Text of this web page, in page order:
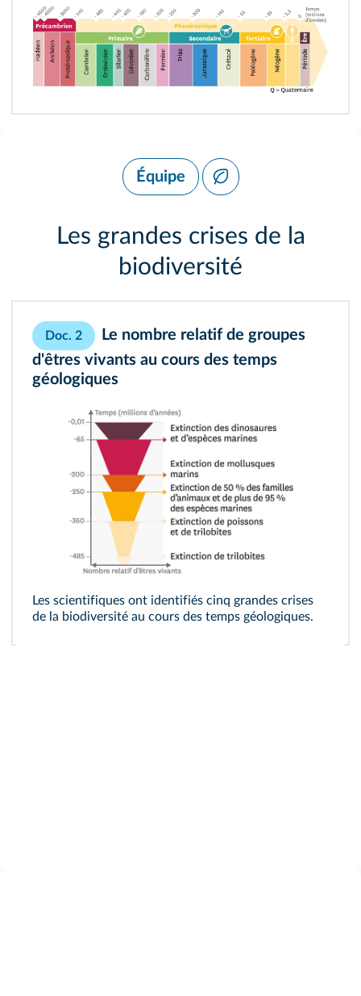
Équipe
Les grandes crises de la
biodiversité
Doc. 2
Le nombre relatif de groupes
d'êtres vivants au cours des temps
géologiques
Les scientifiques ont identifiés cinq grandes crises
de la biodiversité au cours des temps géologiques.